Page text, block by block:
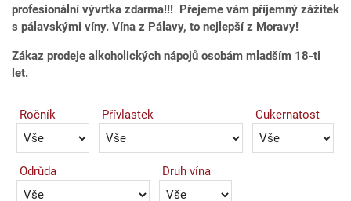
profesionální vývrtka zdarma!!! Přejeme vám příjemný zážitek
s pálavskými víny. Vína z Pálavy, to nejlepší z Moravy!
Zákaz prodeje alkoholických nápojů osobám mladším 18-ti
let.
Ročník Přívlastek Cukernatost
Odrůda Druh vína